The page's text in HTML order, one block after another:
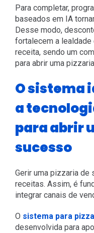
Para completar,
baseados em IA
Desse modo,
fortalecem a
receita, sendo um
para abrir uma
O sistema
a
para abrir
sucesso
Gerir uma pizzaria
receitas. Assim, é
integrar canais de
O sistema para
desenvolvida para